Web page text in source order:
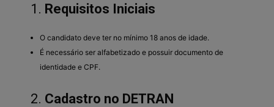
1. Requisitos Iniciais
O candidato deve ter no mínimo 18 anos de idade.
É necessário ser alfabetizado e possuir documento de
identidade e CPF.
2. Cadastro no DETRAN